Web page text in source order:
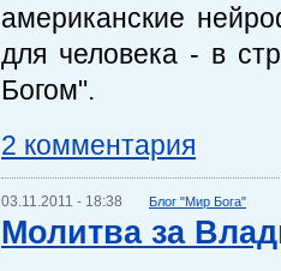
американские
для человека - в
Богом".
2 комментария
03.11.2011 - 18:38 Блог "Мир Бога"
Молитва за